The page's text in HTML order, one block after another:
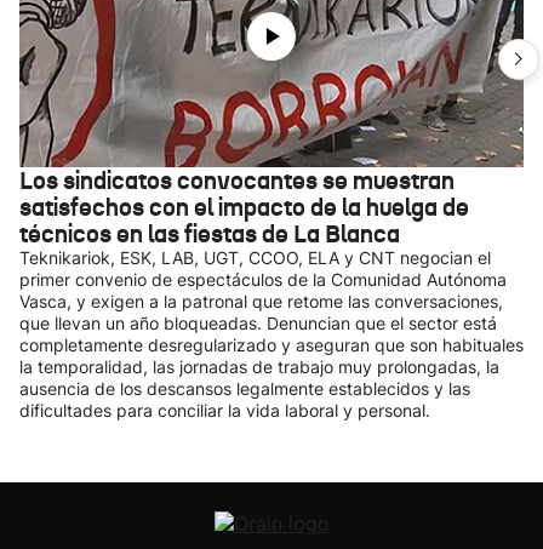
Los sindicatos convocantes se muestran
satisfechos con el impacto de la huelga de
técnicos en las fiestas de La Blanca
Teknikariok, ESK, LAB, UGT, CCOO, ELA y CNT negocian el
primer convenio de espectáculos de la Comunidad Autónoma
Vasca, y exigen a la patronal que retome las conversaciones,
que llevan un año bloqueadas. Denuncian que el sector está
completamente desregularizado y aseguran que son habituales
la temporalidad, las jornadas de trabajo muy prolongadas, la
ausencia de los descansos legalmente establecidos y las
dificultades para conciliar la vida laboral y personal.